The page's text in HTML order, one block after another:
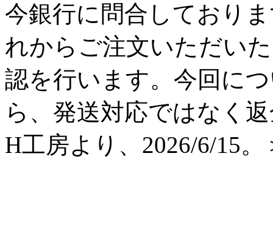
今銀行に問合しており
れからご注文いただい
認を行います。今回に
ら、発送対応ではなく
H工房より、2026/6/15。